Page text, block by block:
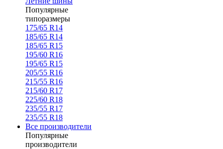
Популярные
типоразмеры
175/65 R14
185/65 R14
185/65 R15
195/60 R16
195/65 R15
205/55 R16
215/55 R16
215/60 R17
225/60 R18
235/55 R17
235/55 R18
Все производители
Популярные
производители